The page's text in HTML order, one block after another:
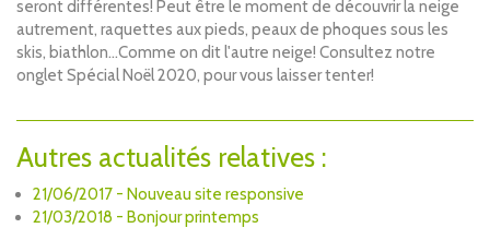
seront différentes! Peut être le moment de découvrir la neige
autrement, raquettes aux pieds, peaux de phoques sous les
skis, biathlon...Comme on dit l'autre neige! Consultez notre
onglet Spécial Noël 2020, pour vous laisser tenter!
Autres actualités relatives :
21/06/2017 - Nouveau site responsive
21/03/2018 - Bonjour printemps